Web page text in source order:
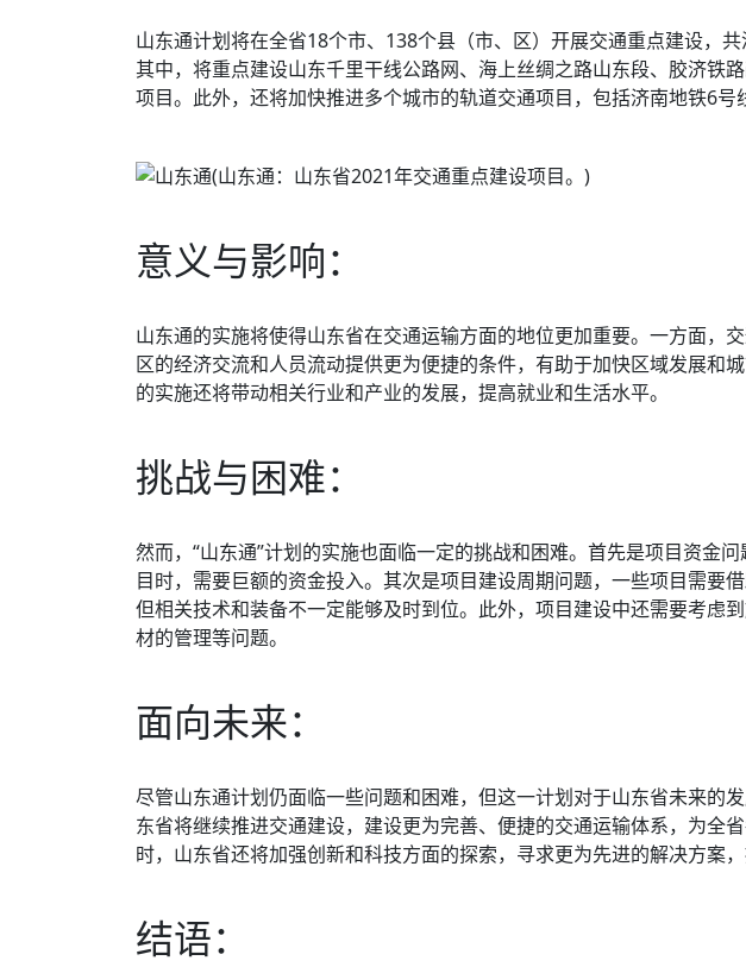
山东通计划将在全省18个市、138个县（市、区）开展交通重点建设，共
其中，将重点建设山东千里干线公路网、海上丝绸之路山东段、胶济铁
项目。此外，还将加快推进多个城市的轨道交通项目，包括济南地铁6号
意义与影响：
山东通的实施将使得山东省在交通运输方面的地位更加重要。一方面，
区的经济交流和人员流动提供更为便捷的条件，有助于加快区域发展和
的实施还将带动相关行业和产业的发展，提高就业和生活水平。
挑战与困难：
然而，“山东通”计划的实施也面临一定的挑战和困难。首先是项目资金
目时，需要巨额的资金投入。其次是项目建设周期问题，一些项目需要
但相关技术和装备不一定能够及时到位。此外，项目建设中还需要考虑
材的管理等问题。
面向未来：
尽管山东通计划仍面临一些问题和困难，但这一计划对于山东省未来的
东省将继续推进交通建设，建设更为完善、便捷的交通运输体系，为全
时，山东省还将加强创新和科技方面的探索，寻求更为先进的解决方案
结语：